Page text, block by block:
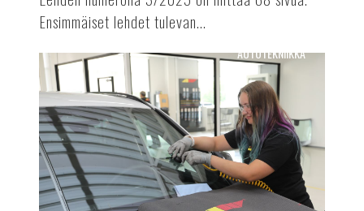
Ensimmäiset lehdet tulevan...
Tuulensuojasta
tietokeskukseksi
AUTOTEKNIIKKA